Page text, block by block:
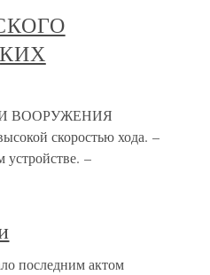
ВООРУЖЕНИЯ
скоростью хода. –
устройстве. –
последним актом